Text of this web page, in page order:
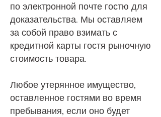
по электронной почте гостю для
доказательства. Мы оставляем
за собой право взимать с
кредитной карты гостя рыночную
стоимость товара.
Любое утерянное имущество,
оставленное гостями во время
пребывания, если оно будет